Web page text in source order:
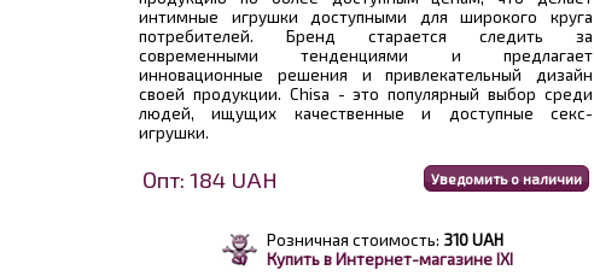
интимные игрушки доступными для широкого круга
потребителей. Бренд старается следить за
современными тенденциями и предлагает
инновационные решения и привлекательный дизайн
своей продукции. Chisa - это популярный выбор среди
людей, ищущих качественные и доступные секс-
игрушки.
Опт: 184 UAH
Розничная стоимость: 310 UAH
Купить в Интернет-магазине IXI